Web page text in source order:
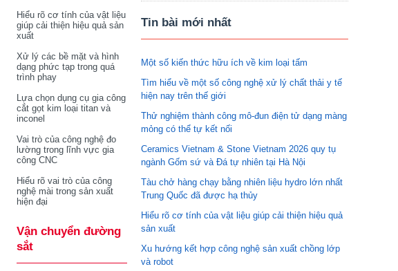
Hiểu rõ cơ tính của vật liệu
giúp cải thiện hiệu quả sản
xuất
Xử lý các bề mặt và hình
dạng phức tạp trong quá
trình phay
Lựa chọn dụng cụ gia công
cắt gọt kim loại titan và
inconel
Vai trò của công nghệ đo
lường trong lĩnh vực gia
công CNC
Hiểu rõ vai trò của công
nghệ mài trong sản xuất
hiện đại
Vận chuyển đường
sắt
Tin bài mới nhất
Một số kiến thức hữu ích về kim loại tấm
Tìm hiểu về một số công nghệ xử lý chất thải y tế
hiện nay trên thế giới
Thử nghiệm thành công mô-đun điện tử dạng màng
mỏng có thể tự kết nối
Ceramics Vietnam & Stone Vietnam 2026 quy tụ
ngành Gốm sứ và Đá tự nhiên tại Hà Nội
Tàu chở hàng chạy bằng nhiên liệu hydro lớn nhất
Trung Quốc đã được hạ thủy
Hiểu rõ cơ tính của vật liệu giúp cải thiện hiệu quả
sản xuất
Xu hướng kết hợp công nghệ sản xuất chồng lớp
và robot